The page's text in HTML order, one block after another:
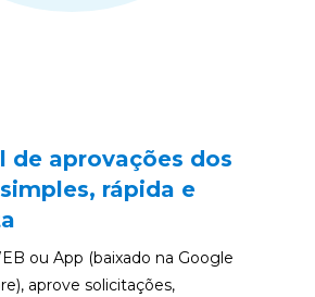
de aprovações dos
rápida e
ou App (baixado na Google
aprove solicitações,